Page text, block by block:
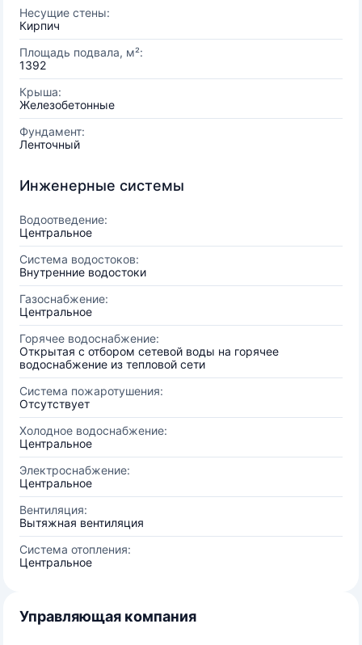
Несущие стены:
Кирпич
Площадь подвала, м²:
1392
Крыша:
Железобетонные
Фундамент:
Ленточный
Инженерные системы
Водоотведение:
Центральное
Система водостоков:
Внутренние водостоки
Газоснабжение:
Центральное
Горячее водоснабжение:
Открытая с отбором сетевой воды на горячее
водоснабжение из тепловой сети
Система пожаротушения:
Отсутствует
Холодное водоснабжение:
Центральное
Электроснабжение:
Центральное
Вентиляция:
Вытяжная вентиляция
Система отопления:
Центральное
Управляющая компания